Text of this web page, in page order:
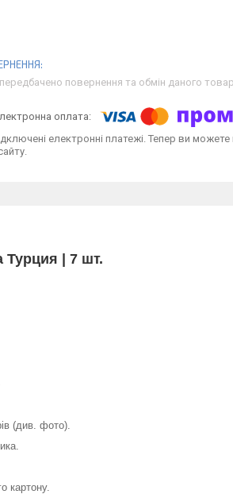
повернення та обмін даного
електронні платежі. Тепер ви
Турция | 7 шт.
(див. фото).
картону.